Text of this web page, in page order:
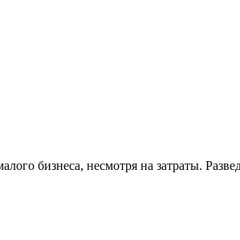
бизнеса, несмотря на затраты.